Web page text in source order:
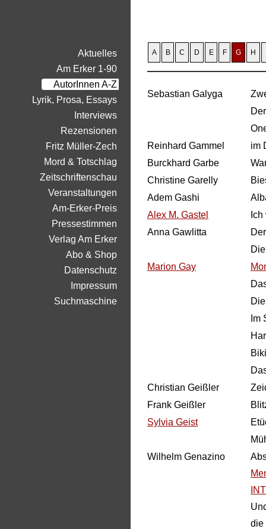
A B C D E F G H
Sebastian Galyga
Reinhard Gammel
im
Burckhard Garbe
Christine Garelly
Adem Gashi
Alex M. Gastel
Anna Gawlitta
Marion Gay
Im
Christian Geißler
Frank Geißler
Sylvia Geist
Wilhelm Genazino
die
Aktuelles
Am Erker 1-90
AutorInnen A-Z
Lyrik, Prosa, Essays
Interviews
Rezensionen
Fritz Müller-Zech
Mord & Totschlag
Zeitschriftenschau
Veranstaltungen
Am-Erker-Preis
Pressestimmen
Verlag Am Erker
Abo & Shop
Datenschutz
Impressum
Suchmaschine